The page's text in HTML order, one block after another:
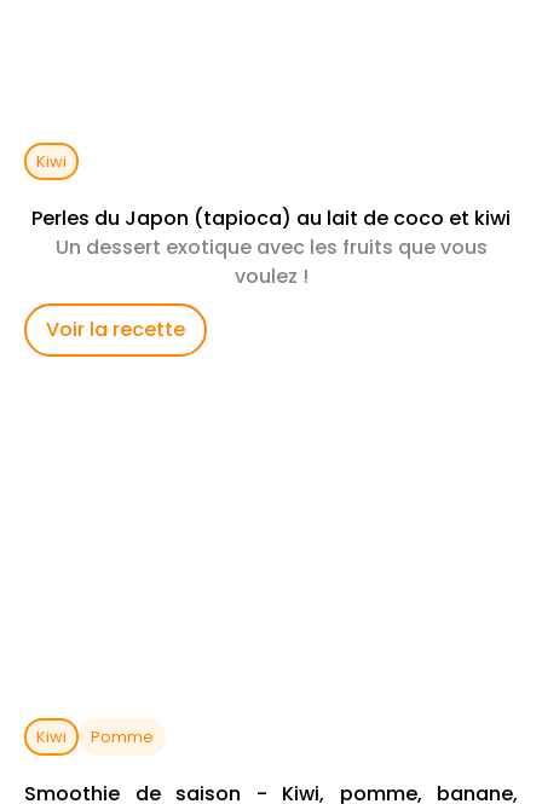
Kiwi
Perles du Japon (tapioca) au lait de coco et kiwi
Un dessert exotique avec les fruits que vous
voulez !
Voir la recette
Kiwi Pomme
Smoothie de saison - Kiwi, pomme, banane,